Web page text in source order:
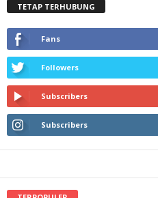
TETAP TERHUBUNG
Fans
Followers
Subscribers
Subscribers